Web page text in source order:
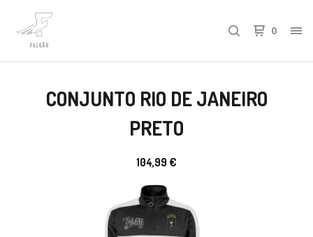
0
CONJUNTO RIO DE JANEIRO
PRETO
104,99 €